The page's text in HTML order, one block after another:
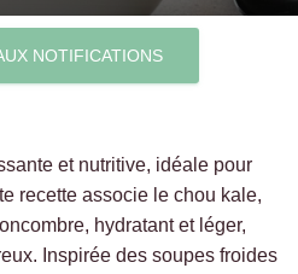
NOTIFICATIONS
et nutritive, idéale pour
recette associe le chou kale,
hydratant et léger,
Inspirée des soupes froides